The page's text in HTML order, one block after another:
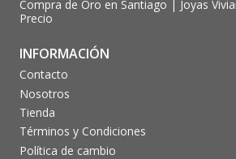
Compra de Oro en Santiago | Joyas
Precio
INFORMACIÓN
Contacto
Nosotros
Tienda
Términos y Condiciones
Política de cambio